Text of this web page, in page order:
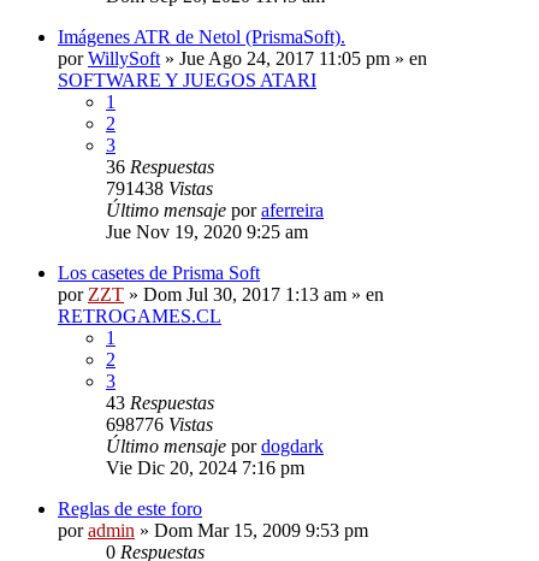
Imágenes ATR de Netol (PrismaSoft).
porWillySoft » Jue Ago 24, 2017 11:05 pm » en
SOFTWARE Y JUEGOS ATARI
1
2
3
36 Respuestas
791438 Vistas
Último mensaje poraferreira
Jue Nov 19, 2020 9:25 am
Los casetes de Prisma Soft
por ZZT » Dom Jul 30, 2017 1:13 am » en
RETROGAMES.CL
1
2
3
43 Respuestas
698776 Vistas
Último mensaje pordogdark
Vie Dic 20, 2024 7:16 pm
Reglas de este foro
poradmin » Dom Mar 15, 2009 9:53 pm
0 Respuestas